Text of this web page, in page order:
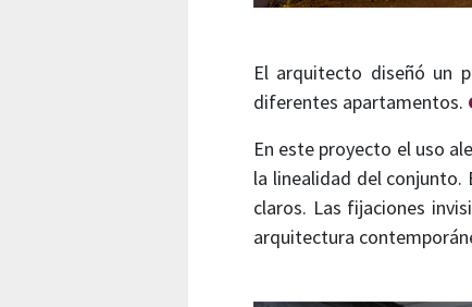
El arquitecto diseñó un
diferentes apartamentos.
En este proyecto el uso
la linealidad del
claros. Las fijaciones
arquitectura